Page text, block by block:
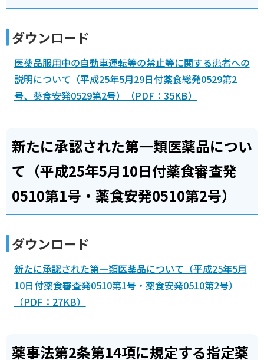
ダウンロード
医薬品服用中の自動車運転等の禁止等に関する患者への
説明について（平成25年5月29日付薬食総発0529第2
号、薬食安発0529第2号）（PDF：35KB）
新たに承認された第一類医薬品につい
て（平成25年5月10日付薬食審査発
0510第1号・薬食安発0510第2号）
ダウンロード
新たに承認された第一類医薬品について（平成25年5月
10日付薬食審査発0510第1号・薬食安発0510第2号）
（PDF：27KB）
薬事法第2条第14項に規定する指定薬